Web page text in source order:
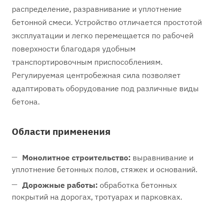
распределение, разравнивание и уплотнение
бетонной смеси. Устройство отличается простотой
эксплуатации и легко перемещается по рабочей
поверхности благодаря удобным
транспортировочным приспособлениям.
Регулируемая центробежная сила позволяет
адаптировать оборудование под различные виды
бетона.
Области применения
Монолитное строительство: выравнивание и
уплотнение бетонных полов, стяжек и оснований.
Дорожные работы: обработка бетонных
покрытий на дорогах, тротуарах и парковках.